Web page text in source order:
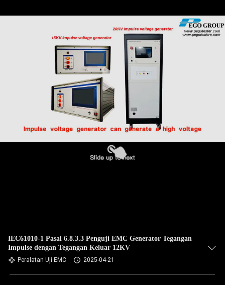
IEC61010-1 Pasal 6.8.3.3 Penguji EMC Generator Tegangan
Impulse dengan Tegangan Keluar 12KV
Peralatan Uji EMC 2025-04-21